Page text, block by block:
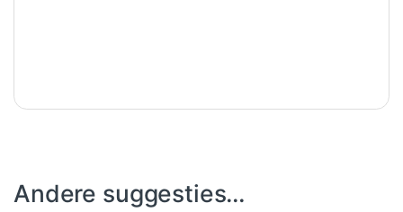
Andere suggesties…